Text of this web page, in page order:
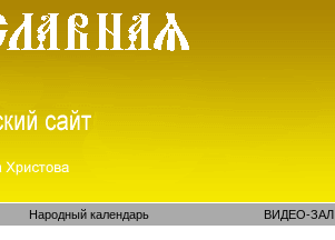
Народный календарь ВИДЕО-ЗАЛ